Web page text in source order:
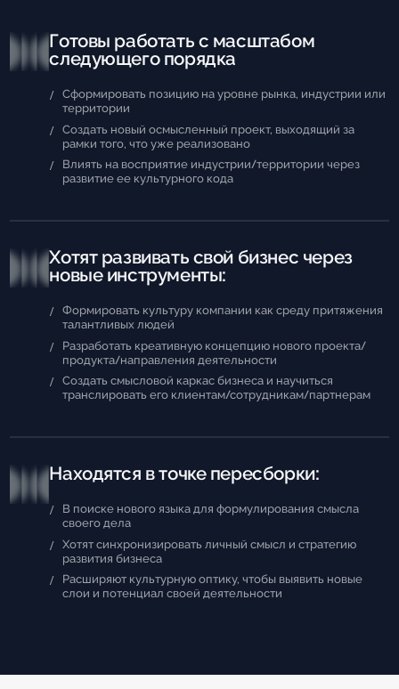
Готовы работать с масштабом
следующего порядка
Сформировать позицию на уровне рынка, индустрии или
территории
Создать новый осмысленный проект, выходящий за
рамки того, что уже реализовано
Влиять на восприятие индустрии/территории через
развитие ее культурного кода
Хотят развивать свой бизнес через
новые инструменты:
Формировать культуру компании как среду притяжения
талантливых людей
Разработать креативную концепцию нового проекта/
продукта/направления деятельности
Создать смысловой каркас бизнеса и научиться
транслировать его клиентам/сотрудникам/партнерам
Находятся в точке пересборки:
В поиске нового языка для формулирования смысла
своего дела
Хотят синхронизировать личный смысл и стратегию
развития бизнеса
Расширяют культурную оптику, чтобы выявить новые
слои и потенциал своей деятельности